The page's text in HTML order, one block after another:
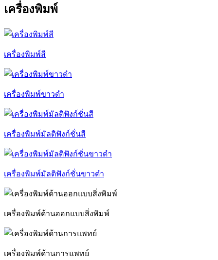
เครื่องพิมพ์
เครื่องพิมพ์สี
เครื่องพิมพ์ขาวดำ
เครื่องพิมพ์มัลติฟังก์ชั่นสี
เครื่องพิมพ์มัลติฟังก์ชั่นขาวดำ
เครื่องพิมพ์ด้านออกแบบสิ่งพิมพ์
เครื่องพิมพ์ด้านการแพทย์